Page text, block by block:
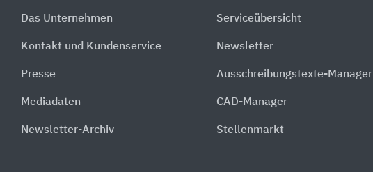
Das Unternehmen
Kontakt und Kundenservice
Presse
Mediadaten
Newsletter-Archiv
Serviceübersicht
Newsletter
Ausschreibungstexte-Manager
CAD-Manager
Stellenmarkt